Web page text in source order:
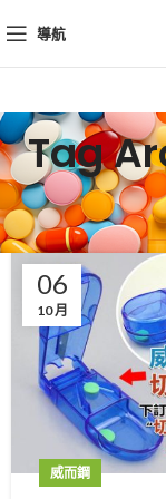
導航
Tag
06
10 月
威而鋼